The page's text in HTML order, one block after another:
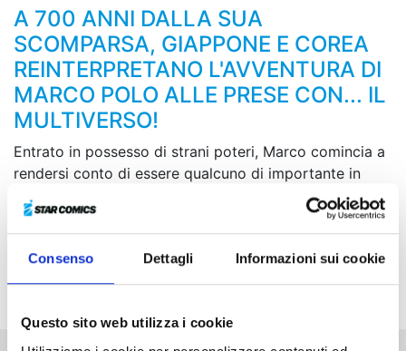
Consenso Dettagli Informazioni sui cookie
Questo sito web utilizza i cookie
A 700 ANNI DALLA SUA
SCOMPARSA, GIAPPONE E COREA
REINTERPRETANO L'AVVENTURA DI
MARCO POLO ALLE PRESE CON... IL
MULTIVERSO!
Entrato in possesso di strani poteri, Marco comincia a
rendersi conto di essere qualcuno di importante in
quel nuovo mondo e, nel frattempo, compaiono dei
bizzarri individui, tra cui alcuni uomini fusi a insetti che
gli fanno delle richieste assurde. Per sfuggire alla
minaccia di un gruppo chiamato Baek, questa volta
sembra finito in un universo privo di ossigeno…